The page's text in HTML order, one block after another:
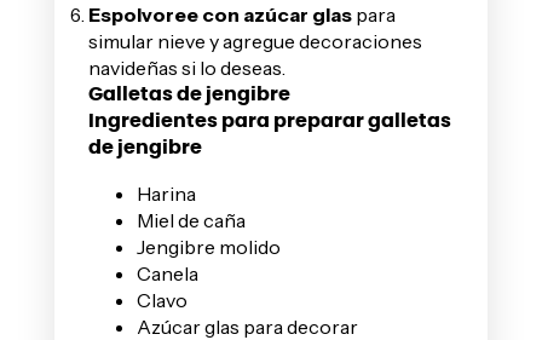
Espolvoree con azúcar glas para
simular nieve y agregue decoraciones
navideñas si lo deseas.
Galletas de jengibre
Ingredientes para preparar galletas
de jengibre
Harina
Miel de caña
Jengibre molido
Canela
Clavo
Azúcar glas para decorar